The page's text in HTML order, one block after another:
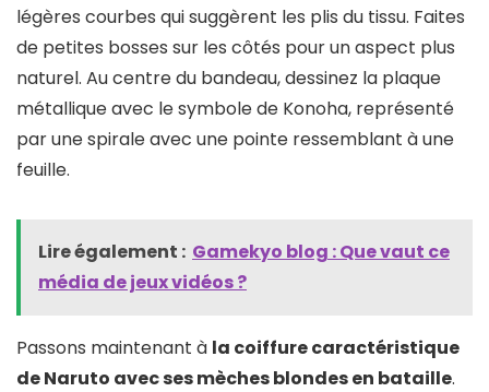
légères courbes qui suggèrent les plis du tissu. Faites
de petites bosses sur les côtés pour un aspect plus
naturel. Au centre du bandeau, dessinez la plaque
métallique avec le symbole de Konoha, représenté
par une spirale avec une pointe ressemblant à une
feuille.
Lire également : Gamekyo blog : Que vaut ce
média de jeux vidéos ?
Passons maintenant à la coiffure caractéristique
de Naruto avec ses mèches blondes en bataille.